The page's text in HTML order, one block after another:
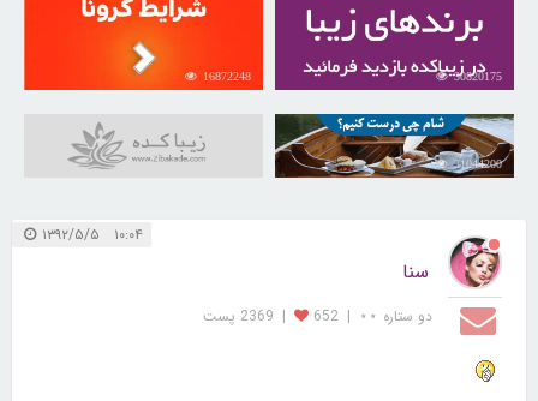
30820175
16872248
31044200
۱۰:۰۴ ۱۳۹۲/۵/۵
سنا
دو ستاره ⋆⋆ |
652
| 2369 پست